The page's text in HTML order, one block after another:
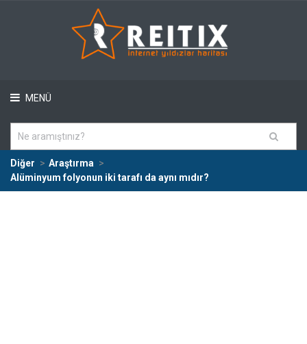
MENÜ
Diğer
Araştırma
Alüminyum folyonun iki tarafı da aynı mıdır?